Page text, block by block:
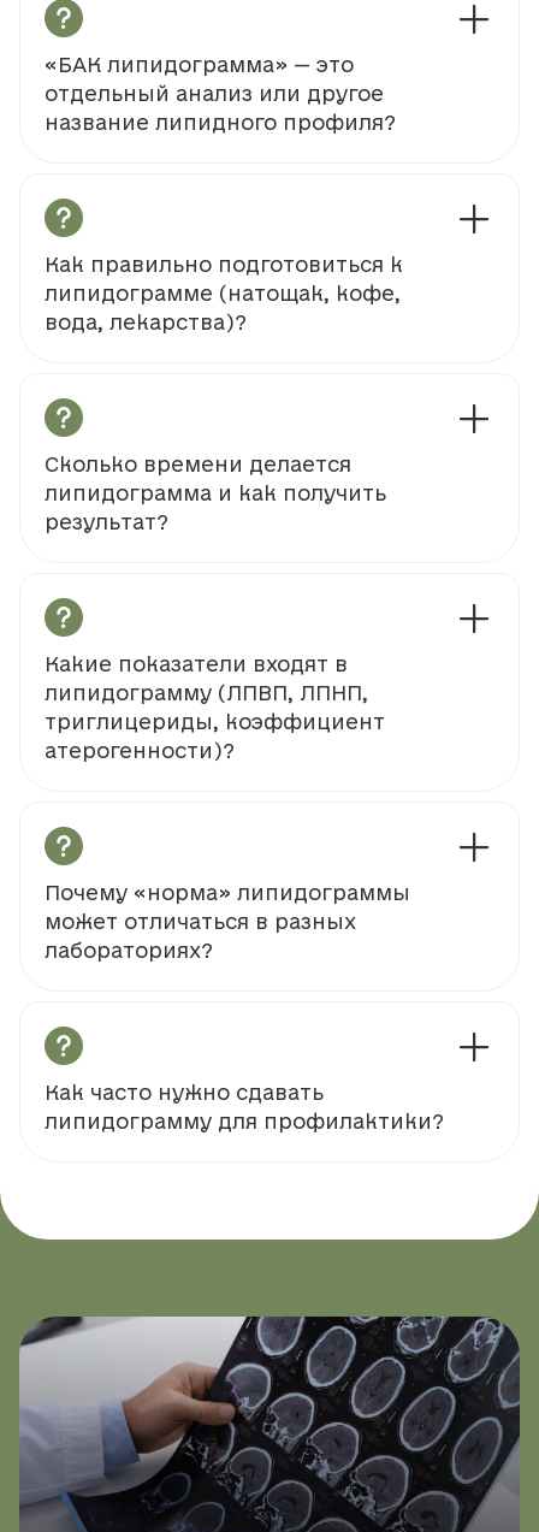
«БАК липидограмма» — это
отдельный анализ или другое
название липидного профиля?
Как правильно подготовиться к
липидограмме (натощак, кофе,
вода, лекарства)?
Сколько времени делается
липидограмма и как получить
результат?
Какие показатели входят в
липидограмму (ЛПВП, ЛПНП,
триглицериды, коэффициент
атерогенности)?
Почему «норма» липидограммы
может отличаться в разных
лабораториях?
Как часто нужно сдавать
липидограмму для профилактики?